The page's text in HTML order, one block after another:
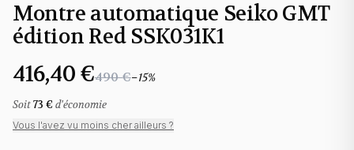
Montre automatique Seiko GMT
édition Red SSK031K1
416,40 €490 €−15%
Soit73 € d'économie
Vous l'avez vu moins cher ailleurs ?